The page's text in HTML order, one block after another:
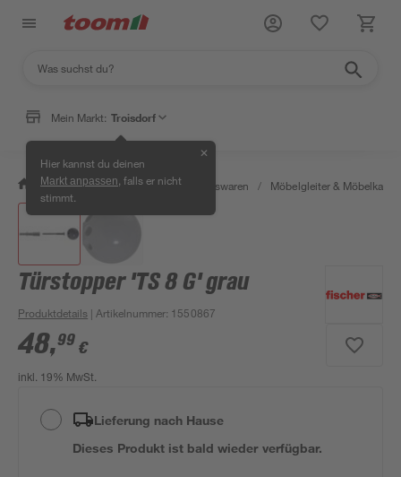
Mein Markt: Troisdorf
Hier kannst du deinen
Markt anpassen , falls er nicht
stimmt.
✕
/ Wohnen & Haushalt / Haushaltswaren / Möbelgleiter &
Türstopper 'TS 8 G' grau
Produktdetails | Artikelnummer: 1550867
48,99 €
inkl. 19% MwSt.
Lieferung nach Hause
Dieses Produkt ist bald wieder verfügbar.